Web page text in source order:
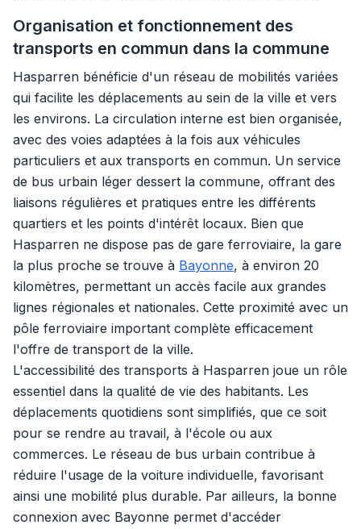
Organisation et fonctionnement des
transports en commun dans la commune
Hasparren bénéficie d'un réseau de mobilités variées
qui facilite les déplacements au sein de la ville et vers
les environs. La circulation interne est bien organisée,
avec des voies adaptées à la fois aux véhicules
particuliers et aux transports en commun. Un service
de bus urbain léger dessert la commune, offrant des
liaisons régulières et pratiques entre les différents
quartiers et les points d'intérêt locaux. Bien que
Hasparren ne dispose pas de gare ferroviaire, la gare
la plus proche se trouve à Bayonne, à environ 20
kilomètres, permettant un accès facile aux grandes
lignes régionales et nationales. Cette proximité avec un
pôle ferroviaire important complète efficacement
l'offre de transport de la ville.
L'accessibilité des transports à Hasparren joue un rôle
essentiel dans la qualité de vie des habitants. Les
déplacements quotidiens sont simplifiés, que ce soit
pour se rendre au travail, à l'école ou aux
commerces. Le réseau de bus urbain contribue à
réduire l'usage de la voiture individuelle, favorisant
ainsi une mobilité plus durable. Par ailleurs, la bonne
connexion avec Bayonne permet d'accéder